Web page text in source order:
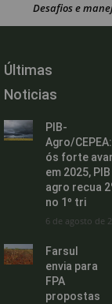
Desafios e
Últimas
Noticias
PIB-
Agro/
ós forte
em 2025,
agro recua
no 1º tri
6 de agosto de
Farsul
envia para
FPA
propostas